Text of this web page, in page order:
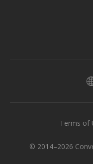
© 2014–2026
Terms of